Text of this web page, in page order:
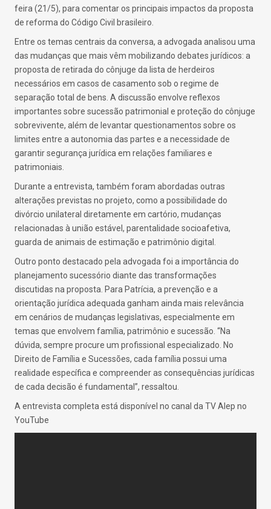
feira (21/5), para comentar os principais impactos da proposta
de reforma do Código Civil brasileiro.
Entre os temas centrais da conversa, a advogada analisou uma
das mudanças que mais vêm mobilizando debates jurídicos: a
proposta de retirada do cônjuge da lista de herdeiros
necessários em casos de casamento sob o regime de
separação total de bens. A discussão envolve reflexos
importantes sobre sucessão patrimonial e proteção do cônjuge
sobrevivente, além de levantar questionamentos sobre os
limites entre a autonomia das partes e a necessidade de
garantir segurança jurídica em relações familiares e
patrimoniais.
Durante a entrevista, também foram abordadas outras
alterações previstas no projeto, como a possibilidade do
divórcio unilateral diretamente em cartório, mudanças
relacionadas à união estável, parentalidade socioafetiva,
guarda de animais de estimação e patrimônio digital.
Outro ponto destacado pela advogada foi a importância do
planejamento sucessório diante das transformações
discutidas na proposta. Para Patrícia, a prevenção e a
orientação jurídica adequada ganham ainda mais relevância
em cenários de mudanças legislativas, especialmente em
temas que envolvem família, patrimônio e sucessão. “Na
dúvida, sempre procure um profissional especializado. No
Direito de Família e Sucessões, cada família possui uma
realidade específica e compreender as consequências jurídicas
de cada decisão é fundamental”, ressaltou.
A entrevista completa está disponível no canal da TV Alep no
YouTube